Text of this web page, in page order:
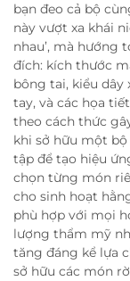
bạn đeo cả bộ
này vượt xa khái
nhau’, mà hướng
đích: kích thước
bông tai, kiểu dây
tay, và các họa
theo cách thức
khi sở hữu một
tập để tạo hiệu
chọn từng món
cho sinh hoạt
phù hợp với mọi
lượng thẩm mỹ
tăng đáng kể lựa
sở hữu các món